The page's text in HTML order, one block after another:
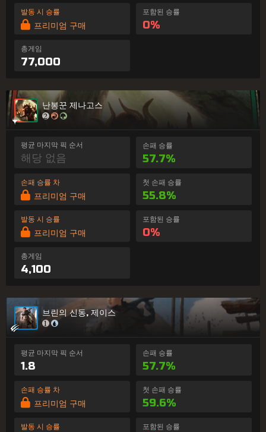
발동 시 승률
프리미엄 구매
포함된 승률
0%
총게임
77,000
난봉꾼 제나고스
평균 마지막 픽 순서
해당 없음
손패 승률
57.7%
손패 승률 차
프리미엄 구매
첫 손패 승률
55.8%
발동 시 승률
프리미엄 구매
포함된 승률
0%
총게임
4,100
브린의 신동, 제이스
평균 마지막 픽 순서
1.8
손패 승률
57.7%
손패 승률 차
프리미엄 구매
첫 손패 승률
59.6%
발동 시 승률
포함된 승률